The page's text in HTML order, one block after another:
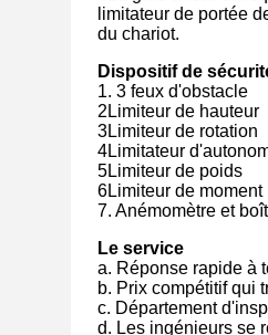
limitateur de portée
du chariot.
Dispositif de
1. 3 feux d'obstacle
2Limiteur de hauteur
3Limiteur de rotation
4Limitateur
5Limiteur de poids
6Limiteur de moment
7. Anémomètre et
Le service
a. Réponse rapide à
b. Prix compétitif qui
c. Département
d. Les ingénieurs se